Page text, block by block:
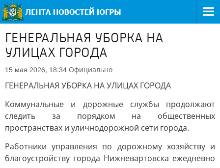
ГЕНЕРАЛЬНАЯ УБОРКА НА
УЛИЦАХ ГОРОДА
15 мая 2026, 18:34 Официально
ГЕНЕРАЛЬНАЯ УБОРКА НА УЛИЦАХ ГОРОДА
Коммунальные и дорожные службы продолжают
следить за порядком на общественных
пространствах и уличнодорожной сети города.
Работники управления по дорожному хозяйству и
благоустройству города Нижневартовска ежедневно